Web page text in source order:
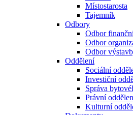
Místostarosta
Tajemník
Odbory
Odbor
Odbor
Odbor
Oddělení
Sociální
Investiční
Správa
Právní
Kulturní